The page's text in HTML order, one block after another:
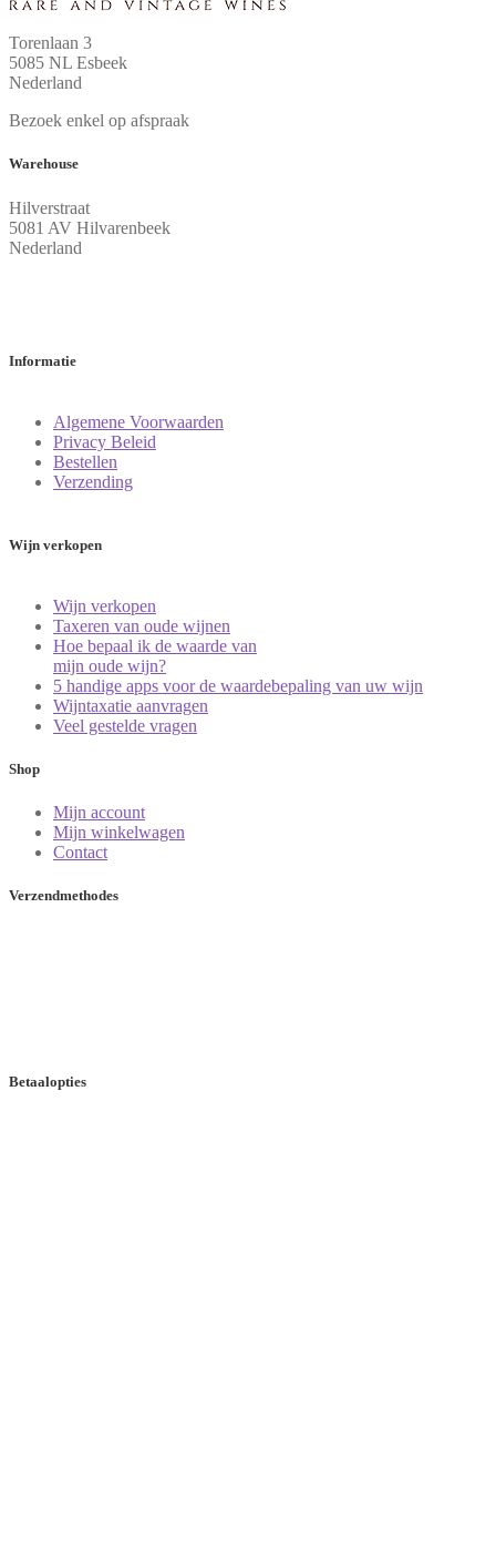
Torenlaan 3
5085 NL Esbeek
Nederland
Bezoek enkel op afspraak
Warehouse
Hilverstraat
5081 AV Hilvarenbeek
Nederland
Informatie
Algemene Voorwaarden
Privacy Beleid
Bestellen
Verzending
Wijn verkopen
Wijn verkopen
Taxeren van oude wijnen
Hoe bepaal ik de waarde van
mijn oude wijn?
5 handige apps voor de waardebepaling van uw wijn
Wijntaxatie aanvragen
Veel gestelde vragen
Shop
Mijn account
Mijn winkelwagen
Contact
Verzendmethodes
Betaalopties